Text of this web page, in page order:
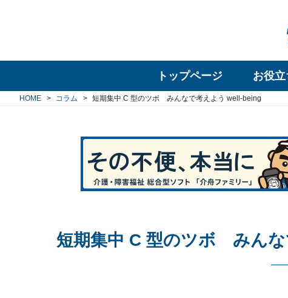
トップページ お役
HOME コラム 短期集中 C 型のツボ みんなで考えよう well-being
短期集中 C 型のツボ みん